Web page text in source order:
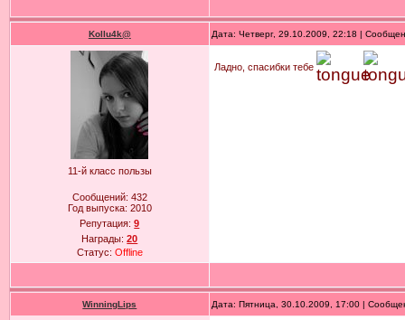
Kollu4k@ Дата: Четверг, 29.10.2009, 22:18 |
11-й класс пользы
Сообщений: 432
Год выпуска: 2010
Репутация:9
Награды:20
Статус: Offline
Ладно, спасибки тебе
WinningLips Дата: Пятница, 30.10.2009, 17:00 |